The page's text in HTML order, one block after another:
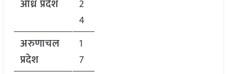
आंध्र प्रदेश
2
4
अरुणाचल
प्रदेश
1
7